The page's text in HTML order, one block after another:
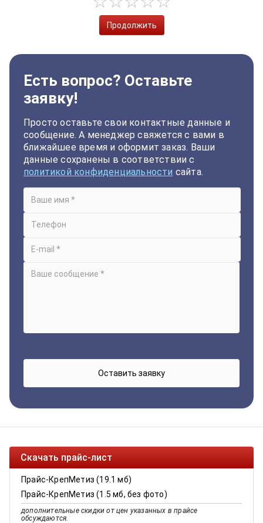
Продолжить
Есть вопрос? Оставьте
заявку!
Просто оставьте свои контактные данные и
сообщение. А менеджер свяжется с вами в
ближайшее время и оформит заказ. Ваши
данные сохранены в соответствии с
политикой конфиденциальности сайта.
Скачать прайс-лист
Прайс-КрепМетиз (19.1 мб)
Прайс-КрепМетиз (1.5 мб, без фото)
дополнительные скидки от цен указанных в прайсе
обсуждаются.